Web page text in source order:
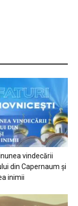
vindecării
din Capernaum și
inimii